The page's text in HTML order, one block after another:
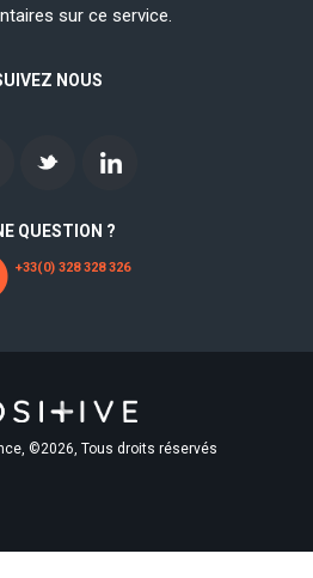
sur ce service.
NOUS
QUESTION ?
+33(0) 328 328 326
©2026, Tous droits réservés